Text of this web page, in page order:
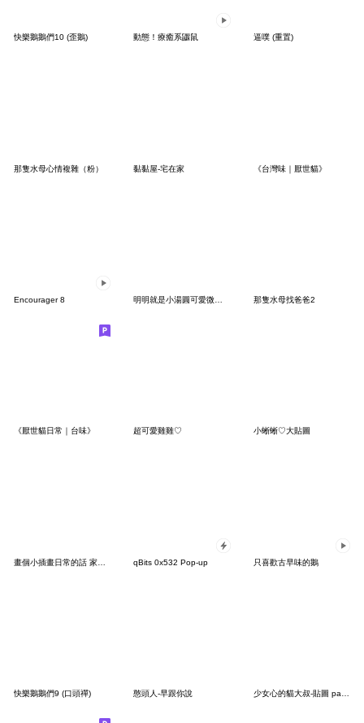
快樂鵝鵝們10 (歪鵝) 動態！療癒系鼴鼠 逼噗 (重置)
那隻水母心情複雜（粉） 黏黏屋-宅在家 《台灣味｜厭世貓》
Encourager 8 那隻水母找爸爸2
《厭世貓日常｜台味》 超可愛雞雞♡ 小蜥蜥♡大貼圖
qBits 0x532 Pop-up 只喜歡古早味的鵝
快樂鵝鵝們9 (口頭禪) 憨頭人-早跟你說